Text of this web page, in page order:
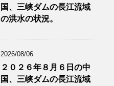
国、三峡ダムの長江流域
の洪水の状況。
2026/08/06
２０２６年８月６日の中
国、三峡ダムの長江流域